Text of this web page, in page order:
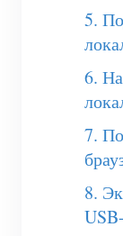
5.
6.
7.
8.